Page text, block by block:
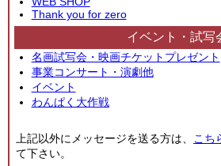
Thank you for zero
イベント・試写
名画試写会・映画チケットプレゼント
事業コンサート・演劇他
イベント
わんぱく大作戦
上記以外にメッセージを送る方は、 こち
て下さい。